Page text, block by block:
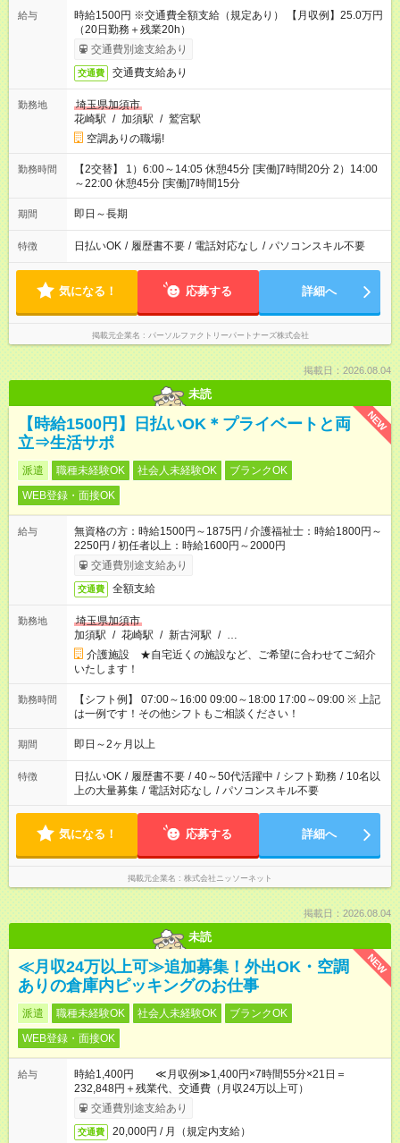
給与
時給1500円 ※交通費全額支給（規定あり） 【月収例】25.0万円
（20日勤務＋残業20h）
交通費別途支給あり
交通費 交通費支給あり
勤務地
埼玉県加須市
花崎駅 / 加須駅 / 鷲宮駅
空調ありの職場!
勤務時間
【2交替】 1）6:00～14:05 休憩45分 [実働]7時間20分 2）14:00
～22:00 休憩45分 [実働]7時間15分
期間 即日～長期
特徴 日払いOK / 履歴書不要 / 電話対応なし / パソコンスキル不要
気になる！ 応募する 詳細へ
掲載元企業名 パーソルファクトリーパートナーズ株式会社
掲載日：2026.08.04
未読
NEW
【時給1500円】日払いOK＊プライベートと両
立⇒生活サポ
派遣 職種未経験OK 社会人未経験OK
ブランクOK
WEB登録・面接OK
給与
無資格の方：時給1500円～1875円 / 介護福祉士：時給1800円～
2250円 / 初任者以上：時給1600円～2000円
交通費別途支給あり
交通費 全額支給
勤務地
埼玉県加須市
加須駅 / 花崎駅 / 新古河駅 / …
介護施設 ★自宅近くの施設など、ご希望に合わせてご紹介
いたします！
勤務時間
【シフト例】 07:00～16:00 09:00～18:00 17:00～09:00 ※ 上記
は一例です！その他シフトもご相談ください！
期間 即日～2ヶ月以上
特徴 日払いOK / 履歴書不要 / 40～50代活躍中 / シフト勤務 / 10名以
上の大量募集 / 電話対応なし / パソコンスキル不要
気になる！ 応募する 詳細へ
掲載元企業名 株式会社ニッソーネット
掲載日：2026.08.04
未読
NEW
≪月収24万以上可≫追加募集！外出OK・空調
ありの倉庫内ピッキングのお仕事
派遣 職種未経験OK 社会人未経験OK
ブランクOK
WEB登録・面接OK
給与
時給1,400円 ≪月収例≫1,400円×7時間55分×21日＝
232,848円＋残業代、交通費（月収24万以上可）
交通費別途支給あり
交通費 20,000円 / 月（規定内支給）